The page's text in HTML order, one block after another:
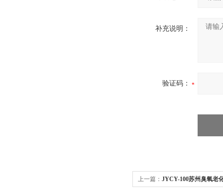
补充说明：
验证码：
上一篇： JYCY-100苏州臭氧老